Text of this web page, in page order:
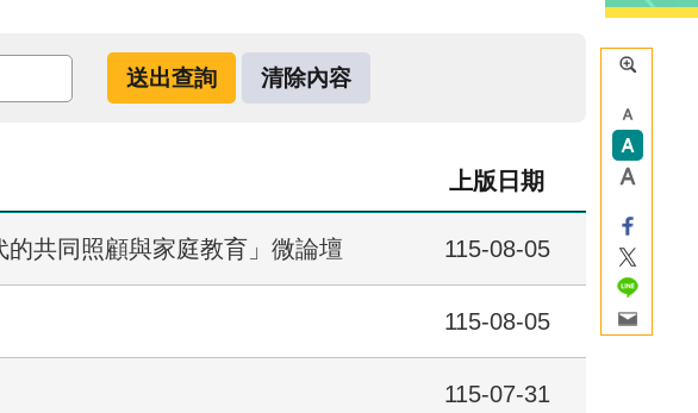
上版日期
共同照顧與家庭教育」微論壇 115-08-05
115-08-05
115-07-31